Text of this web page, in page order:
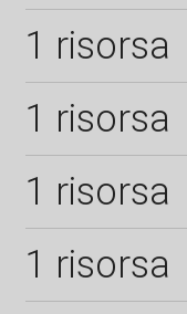
1 risorsa
1 risorsa
1 risorsa
1 risorsa